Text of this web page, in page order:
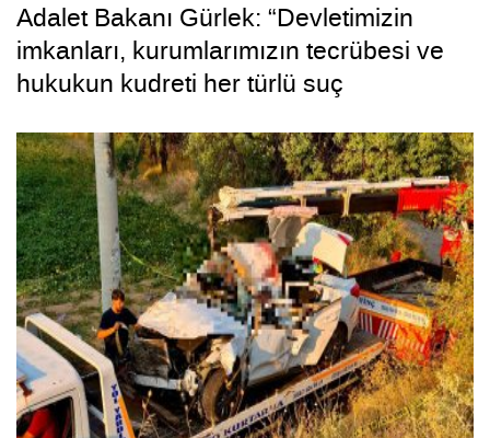
Adalet Bakanı Gürlek: “Devletimizin
imkanları, kurumlarımızın tecrübesi ve
hukukun kudreti her türlü suç